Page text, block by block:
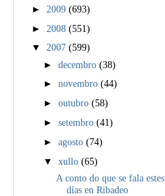
► 2009 (693)
► 2008 (551)
▼ 2007 (599)
►decembro(38)
►novembro(44)
►outubro(58)
►setembro(41)
►agosto(74)
▼xullo(65)
A conto do que se fala estes
días en Ribadeo